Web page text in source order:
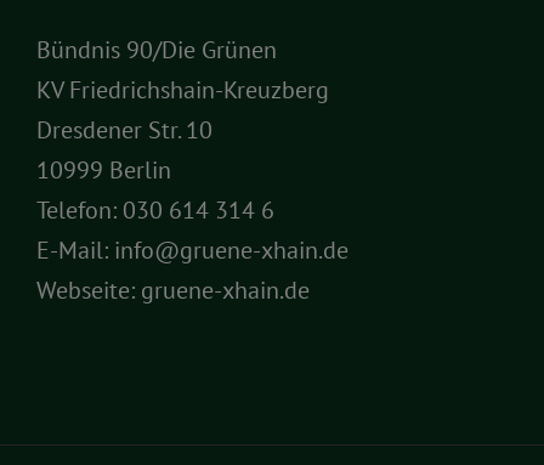
Bündnis 90/Die Grünen
KV Friedrichshain-Kreuzberg
Dresdener Str. 10
10999 Berlin
Telefon: 030 614 314 6
E-Mail: info@gruene-xhain.de
Webseite: gruene-xhain.de